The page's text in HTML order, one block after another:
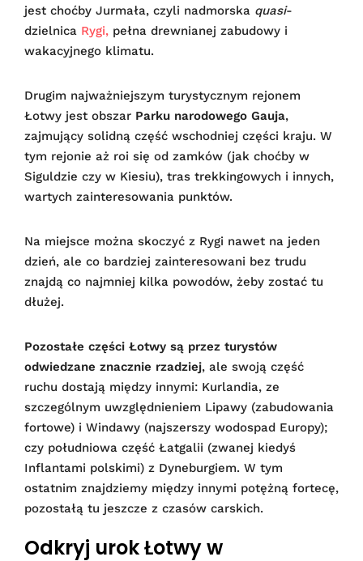
jest choćby Jurmała, czyli nadmorska quasi-
dzielnica Rygi, pełna drewnianej zabudowy i
wakacyjnego klimatu.
Drugim najważniejszym turystycznym rejonem
Łotwy jest obszar Parku narodowego Gauja,
zajmujący solidną część wschodniej części kraju. W
tym rejonie aż roi się od zamków (jak choćby w
Siguldzie czy w Kiesiu), tras trekkingowych i innych,
wartych zainteresowania punktów.
Na miejsce można skoczyć z Rygi nawet na jeden
dzień, ale co bardziej zainteresowani bez trudu
znajdą co najmniej kilka powodów, żeby zostać tu
dłużej.
Pozostałe części Łotwy są przez turystów
odwiedzane znacznie rzadziej, ale swoją część
ruchu dostają między innymi: Kurlandia, ze
szczególnym uwzględnieniem Lipawy (zabudowania
fortowe) i Windawy (najszerszy wodospad Europy);
czy południowa część Łatgalii (zwanej kiedyś
Inflantami polskimi) z Dyneburgiem. W tym
ostatnim znajdziemy między innymi potężną fortecę,
pozostałą tu jeszcze z czasów carskich.
Odkryj urok Łotwy w